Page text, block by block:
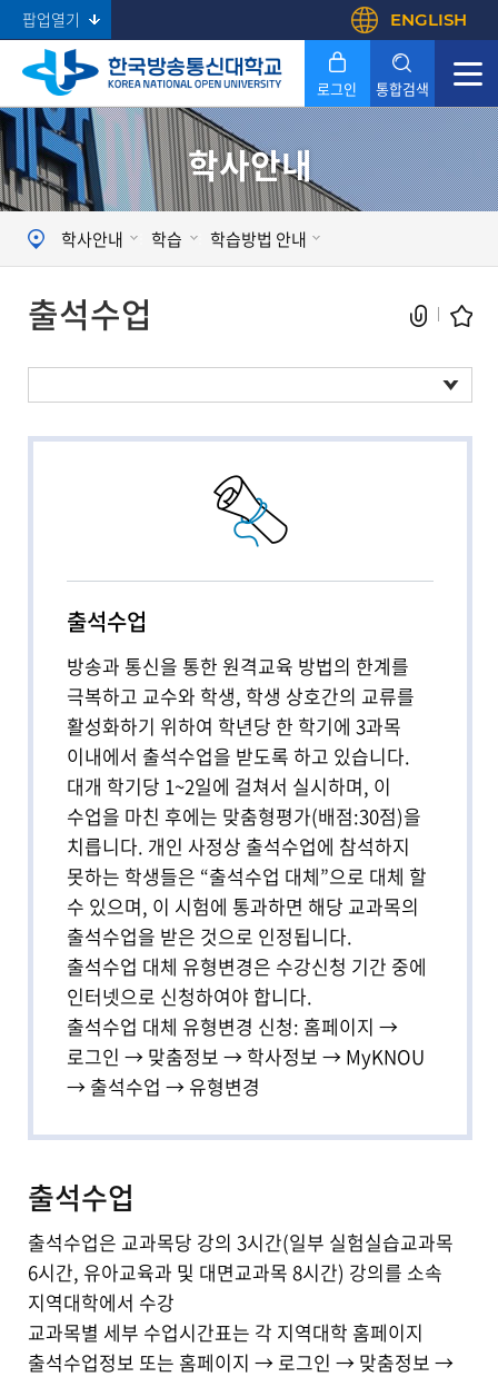
팝업열기 ENGLISH
로그인 통합검색
Search 학사안내
학사안내 학습 학습방법 안내
출석수업
출석수업 비대면수업 안내_학생용
출석수업 비대면수업 안내_교직원용
방송강의(U-KNOU 캠퍼스)
출석수업
방송과 통신을 통한 원격교육 방법의 한계를
극복하고 교수와 학생, 학생 상호간의 교류를
활성화하기 위하여 학년당 한 학기에 3과목
이내에서 출석수업을 받도록 하고 있습니다.
대개 학기당 1~2일에 걸쳐서 실시하며, 이
수업을 마친 후에는 맞춤형평가(배점:30점)을
치릅니다. 개인 사정상 출석수업에 참석하지
못하는 학생들은 “출석수업 대체”으로 대체 할
수 있으며, 이 시험에 통과하면 해당 교과목의
출석수업을 받은 것으로 인정됩니다.
출석수업 대체 유형변경은 수강신청 기간 중에
인터넷으로 신청하여야 합니다.
출석수업 대체 유형변경 신청: 홈페이지 →
로그인 → 맞춤정보 → 학사정보 → MyKNOU
→ 출석수업 → 유형변경
출석수업
출석수업은 교과목당 강의 3시간(일부 실험실습교과목
6시간, 유아교육과 및 대면교과목 8시간) 강의를 소속
지역대학에서 수강
교과목별 세부 수업시간표는 각 지역대학 홈페이지
출석수업정보 또는 홈페이지 → 로그인 → 맞춤정보 →